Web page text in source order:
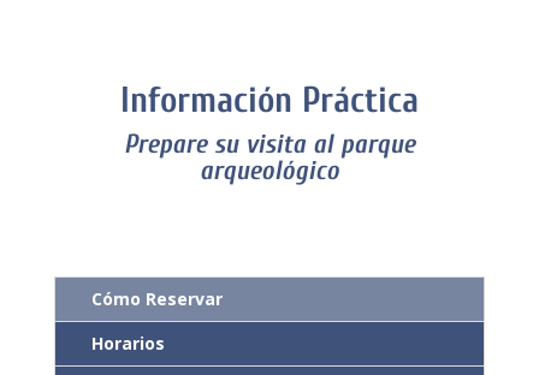
Información Práctica
Prepare su visita al parque
arqueológico
Cómo Reservar
Horarios